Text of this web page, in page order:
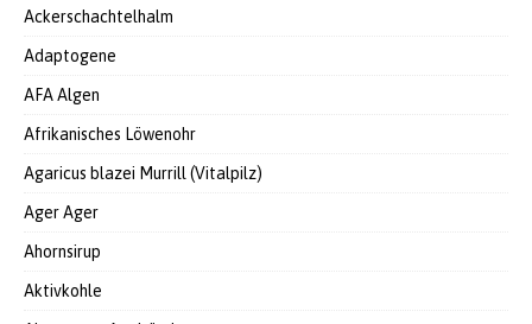
Ackerschachtelhalm
Adaptogene
AFA Algen
Afrikanisches Löwenohr
Agaricus blazei Murrill (Vitalpilz)
Ager Ager
Ahornsirup
Aktivkohle